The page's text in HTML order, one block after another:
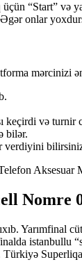
“Start” və
onlar
mərcinizi
və turnir
bilər.
verdiyini
Nomre
istanbullu